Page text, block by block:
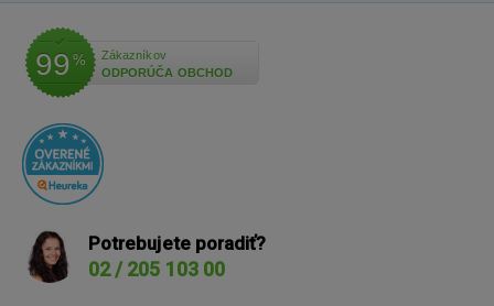
99 %
Zákazníkov
ODPORÚČA OBCHOD
Potrebujete poradiť?
02 / 205 103 00